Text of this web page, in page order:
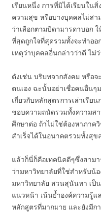
เรียนหนึ่ง การที่มิได้เรียนใน
ความสุข หรือบางบุคคลไม่สา
ว่าเลือกตามบิดามารดาบอก
ที่สุดถูกใจที่สุดรวมทั้งจะทำออ
เหตุว่าบุคคลอื่นกล่าวว่าดี ไม่
ดังเช่น บริบทจากสังคม หรือ
ตนเอง ฉะนั้นอย่าเชื่อคนอื่นๆ
เกี่ยวกับหลักสูตรการเล่าเรีย
ชอบความถนัดรวมทั้งความส
ศึกษาต่อ ถ้าไม่ใช่ต้องหาภาค
สำเร็จได้ในอนาคตรวมทั้งสุข
แล้วก็นี่ก็คือเทคนิคดีๆซึ่งสาม
ว่ามหาวิทยาลัยที่ใช่สำหรับน้อ
มหาวิทยาลัย สวนสุนันทา เ
แนวหน้า เน้นย้ำองค์ความรู้
หลักสูตรที่มากมาย และยังมีก